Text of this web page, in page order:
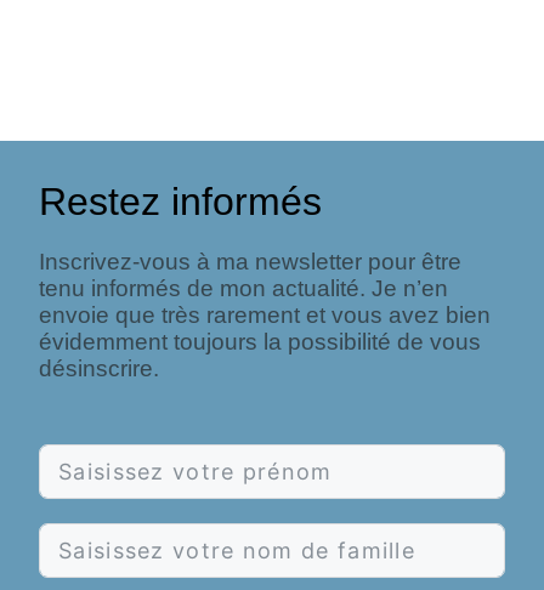
Restez informés
Inscrivez-vous à ma newsletter pour être
tenu informés de mon actualité. Je n’en
envoie que très rarement et vous avez bien
évidemment toujours la possibilité de vous
désinscrire.